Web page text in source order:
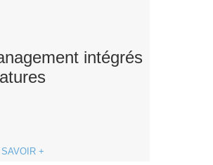
intégrés
SAVOIR +